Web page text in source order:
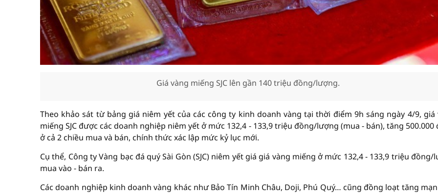
Giá vàng miếng SJC lên gần 140 triệu đồng/lượng.
Theo khảo sát từ bảng giá niêm yết của các công ty kinh doanh vàng tại thời điểm 9h sáng ngày 4/9, giá
miếng SJC được các doanh nghiệp niêm yết ở mức 132,4 - 133,9 triệu đồng/lượng (mua - bán), tăng 500.000
ở cả 2 chiều mua và bán, chính thức xác lập mức kỷ lục mới.
Cụ thể, Công ty Vàng bạc đá quý Sài Gòn (SJC) niêm yết giá giá vàng miếng ở mức 132,4 - 133,9 triệu đồng/
mua vào - bán ra.
Các doanh nghiệp kinh doanh vàng khác như Bảo Tín Minh Châu, Doji, Phú Quý… cũng đồng loạt tăng